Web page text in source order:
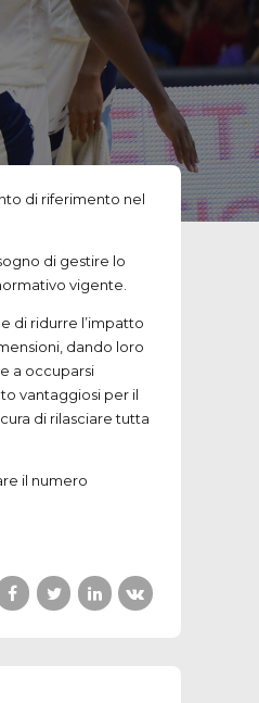
di riferimento nel
di gestire lo
vigente.
di ridurre l’impatto
dando loro
a occuparsi
vantaggiosi per il
di rilasciare tutta
il numero